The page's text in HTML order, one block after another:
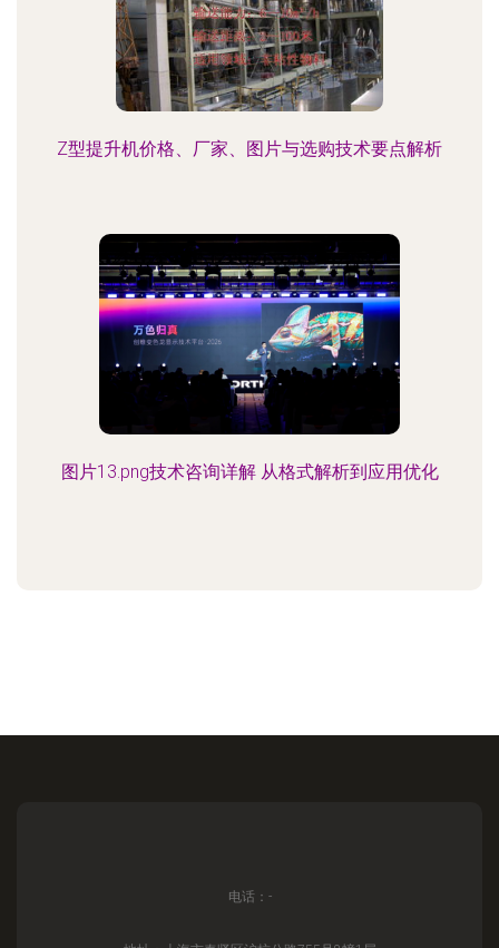
Z型提升机价格、厂家、图片与选购技术要点解析
图片13.png技术咨询详解 从格式解析到应用优化
电话：-